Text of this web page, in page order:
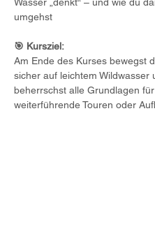
umgehst
🎯 Kursziel:
Am Ende des Kurses bewegst
sicher auf leichtem Wildwasser
beherrschst alle Grundlagen für
weiterführende Touren oder